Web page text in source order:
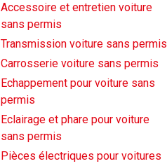
Accessoire et entretien voiture
sans permis
Transmission voiture sans permis
Carrosserie voiture sans permis
Echappement pour voiture sans
permis
Eclairage et phare pour voiture
sans permis
Pièces électriques pour voitures